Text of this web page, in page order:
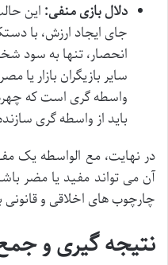
دلال بازی منفی: این
جای ایجاد ارزش، با
انحصار، تنها به سود
سایر بازیگران بازار
واسطه گری است که
باید از واسطه گری
در نهایت، مع الواسطه یک
آن می تواند مفید یا مضر
چارچوب های اخلاقی و
نتیجه گیری و